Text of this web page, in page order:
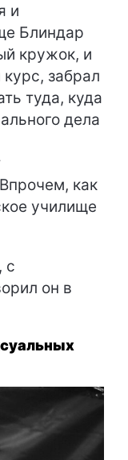
и
Блиндар
кружок, и
курс, забрал
туда, куда
дела
как
училище
с
он в